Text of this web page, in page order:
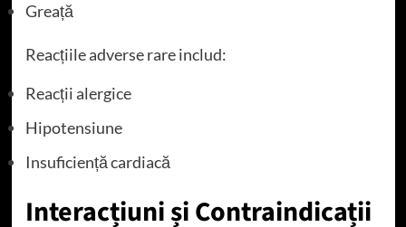
Greață
Reacțiile adverse rare includ:
Reacții alergice
Hipotensiune
Insuficiență cardiacă
Interacțiuni și Contraindicații